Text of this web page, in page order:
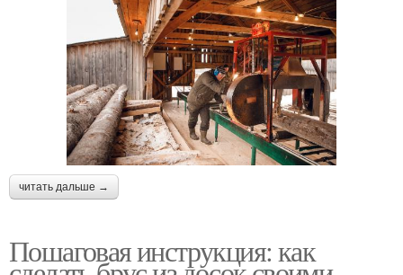
читать дальше →
Пошаговая инструкция: как